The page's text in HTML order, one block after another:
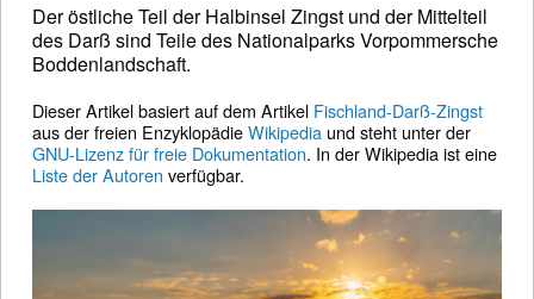
Der östliche Teil der Halbinsel Zingst und der Mittelteil
des Darß sind Teile des Nationalparks Vorpommersche
Boddenlandschaft.
Dieser Artikel basiert auf dem Artikel Fischland-Darß-Zingst
aus der freien EnzyklopädieWikipedia und steht unter der
GNU-Lizenz für freie Dokumentation. In der Wikipedia ist eine
Liste der Autoren verfügbar.